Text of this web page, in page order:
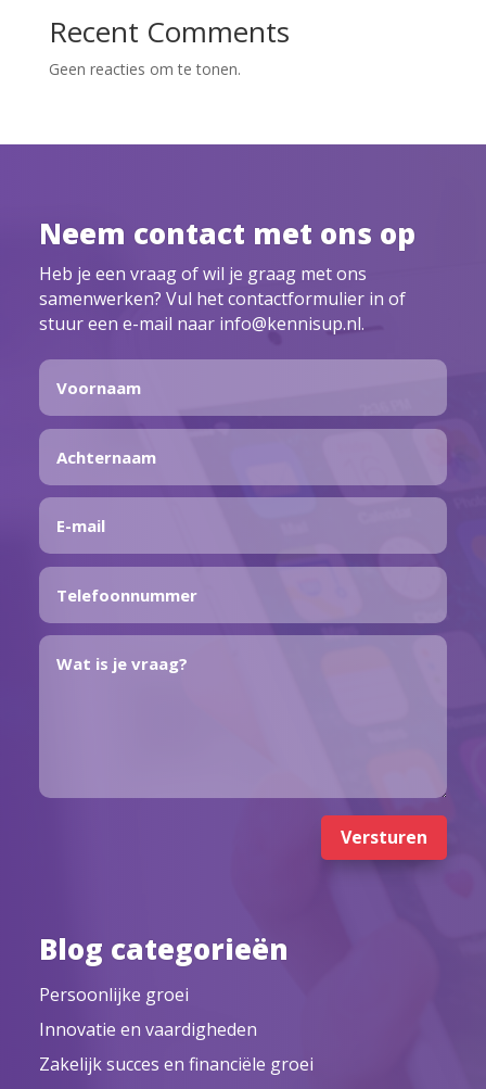
Recent Comments
Geen reacties om te tonen.
Neem contact met ons op
Heb je een vraag of wil je graag met ons
samenwerken? Vul het contactformulier in of
stuur een e-mail naar info@kennisup.nl.
Versturen
Blog categorieën
Persoonlijke groei
Innovatie en vaardigheden
Zakelijk succes en financiële groei